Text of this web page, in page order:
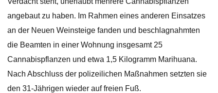
angebaut zu haben. Im Rahmen eines anderen Einsatzes
an der Neuen Weinsteige fanden und beschlagnahmten
die Beamten in einer Wohnung insgesamt 25
Cannabispflanzen und etwa 1,5 Kilogramm Marihuana.
Nach Abschluss der polizeilichen Maßnahmen setzten sie
den 31-Jährigen wieder auf freien Fuß.